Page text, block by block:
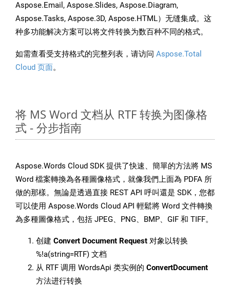
Aspose.Email, Aspose.Slides, Aspose.Diagram,
Aspose.Tasks, Aspose.3D, Aspose.HTML）无缝集成。这
种多功能解决方案可以将文件转换为数百种不同的格式。
如需查看受支持格式的完整列表，请访问 Aspose.Total
Cloud 页面。
将 MS Word 文档从 RTF 转换为图像格
式 - 分步指南
Aspose.Words Cloud SDK 提供了快速、簡單的方法將 MS
Word 檔案轉換為各種圖像格式，就像我們上面為 PDFA 所
做的那樣。無論是透過直接 REST API 呼叫還是 SDK，您都
可以使用 Aspose.Words Cloud API 輕鬆將 Word 文件轉換
為多種圖像格式，包括 JPEG、PNG、BMP、GIF 和 TIFF。
创建 Convert Document Request 对象以转换
%!a(string=RTF) 文档
从 RTF 调用 WordsApi 类实例的 ConvertDocument
方法进行转换